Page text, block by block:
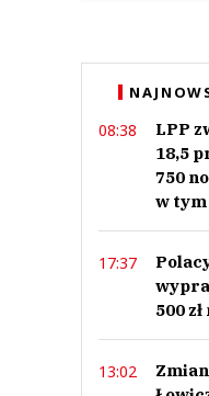
08:38
LPP
18,5
750
w
17:37
500
13:02